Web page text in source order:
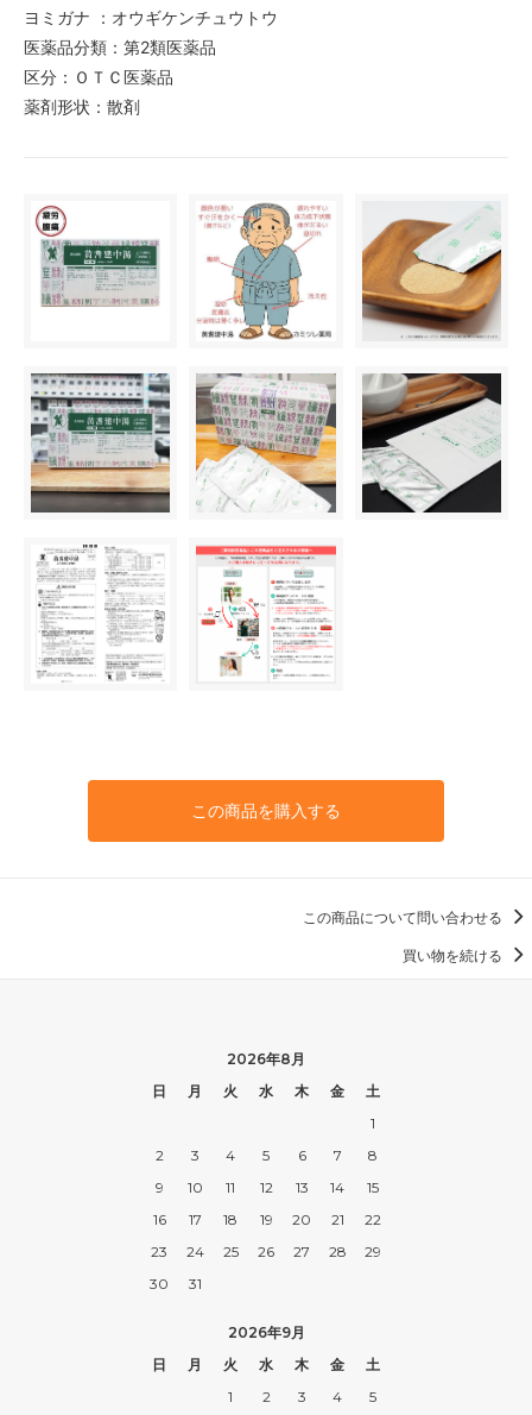
ヨミガナ ：オウギケンチュウトウ
医薬品分類：第2類医薬品
区分：ＯＴＣ医薬品
薬剤形状：散剤
この商品を購入する
この商品について問い合わせる
買い物を続ける
2026年8月
日
月 火 水 木 金
土
1
2
3 4 5 6 7
8
9
10 11 12 13 14
15
16
17 18 19 20 21
22
23
24 25 26 27 28
29
30
31
2026年9月
日
月 火 水 木 金
土
1
2 3 4
5